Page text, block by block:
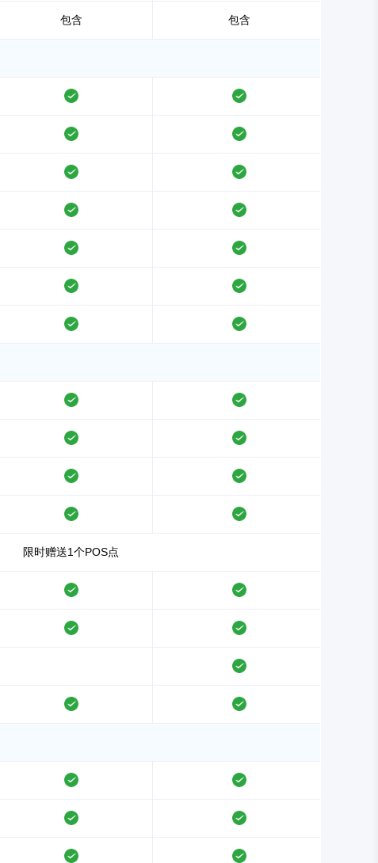
包含 包含
支持 支持
支持 支持
支持 支持
支持 支持
支持 支持
支持 支持
支持 支持
支持 支持
支持 支持
支持 支持
支持 支持
限时赠送1个POS点
支持 支持
支持 支持
支持
支持 支持
支持 支持
支持 支持
支持 支持